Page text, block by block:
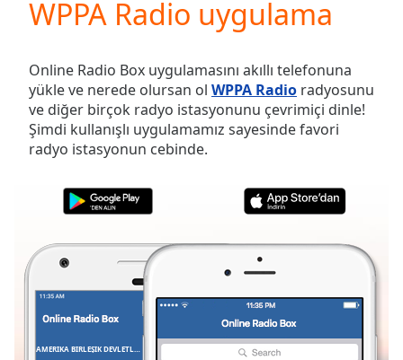
Skip
Forward
Mute
Current
Time0:00
Duration-:-
Stream
Type
LIVE
Seek to
currently
LIVE
WPPA Radio uygulama
Online Radio Box uygulamasını akıllı telefonuna
yükle ve nerede olursan ol WPPA Radio radyosunu
ve diğer birçok radyo istasyonunu çevrimiçi dinle!
Şimdi kullanışlı uygulamamız sayesinde favori
radyo istasyonun cebinde.